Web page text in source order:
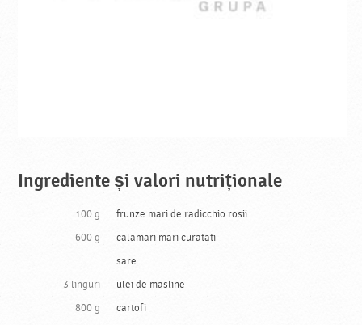
Ingrediente și valori nutriționale
100 g frunze mari de radicchio rosii
600 g calamari mari curatati
sare
3 linguri ulei de masline
800 g cartofi